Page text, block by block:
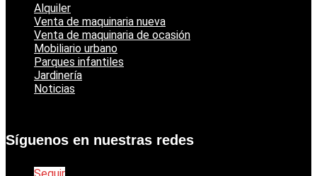
Alquiler
Venta de maquinaria nueva
Venta de maquinaria de ocasión
Mobiliario urbano
Parques infantiles
Jardinería
Noticias
Síguenos en nuestras redes